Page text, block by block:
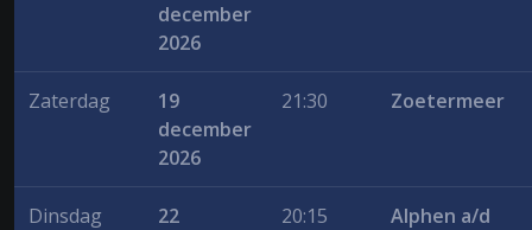
december
2026
Zaterdag
19
december
2026
21:30 Zoetermeer
Dinsdag
22
20:15
Alphen a/d